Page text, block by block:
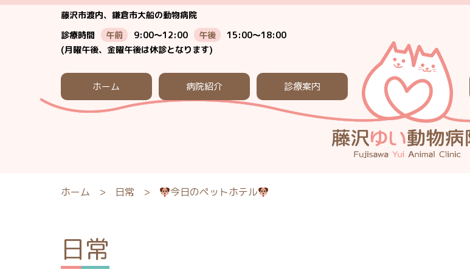
藤沢市渡内、鎌倉市大船の動物病院
診療時間
午前 9:00～12:00 午後
15:00～18:00
(月曜午後、金曜午後は休診となります)
ホーム 病院紹介 診療案内
ホーム > 日常 > 今日のペットホテル
日常